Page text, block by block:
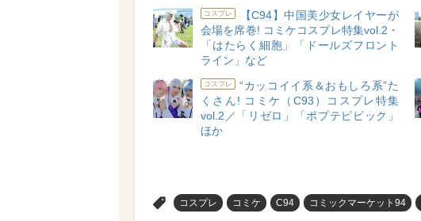
コスプレ
【C94】中国美少女レイヤーが
会場を席巻! コミケコスプレ特集vol.2・
「はたらく細胞」「ドールズフロント
ライン」など
コスプレ
“カッコイイ系＆おもしろ系”た
くさん! コミケ（C93）コスプレ特集
vol.2／「リゼロ」「ポプテピピック」
ほか
コスプレ コミケ C94 コミックマーケット94